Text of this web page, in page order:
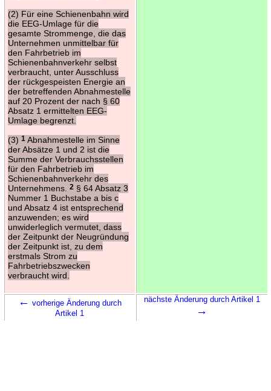
(2) Für eine Schienenbahn wird
die EEG-Umlage für die
gesamte Strommenge, die das
Unternehmen unmittelbar für
den Fahrbetrieb im
Schienenbahnverkehr selbst
verbraucht, unter Ausschluss
der rückgespeisten Energie an
der betreffenden Abnahmestelle
auf 20 Prozent der nach § 60
Absatz 1 ermittelten EEG-
Umlage begrenzt.
(3) 1Abnahmestelle im Sinne
der Absätze 1 und 2 ist die
Summe der Verbrauchsstellen
für den Fahrbetrieb im
Schienenbahnverkehr des
Unternehmens.
2§ 64 Absatz 3
Nummer 1 Buchstabe a bis c
und Absatz 4 ist entsprechend
anzuwenden; es wird
unwiderleglich vermutet, dass
der Zeitpunkt der Neugründung
der Zeitpunkt ist, zu dem
erstmals Strom zu
Fahrbetriebszwecken
verbraucht wird.
← vorherige Änderung durch
Artikel 1
nächste Änderung durch Artikel 1
→